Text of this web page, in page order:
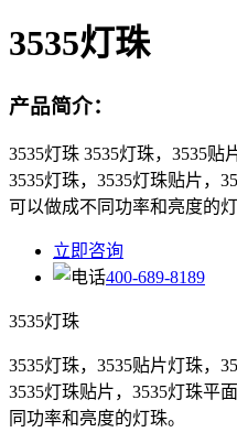
3535灯珠
产品简介：
3535灯珠 3535灯珠，3535贴
3535灯珠，3535灯珠贴片，
可以做成不同功率和亮度的灯
立即咨询
400-689-8189
3535灯珠
3535灯珠，3535贴片灯珠，
3535灯珠贴片，3535灯珠平
同功率和亮度的灯珠。